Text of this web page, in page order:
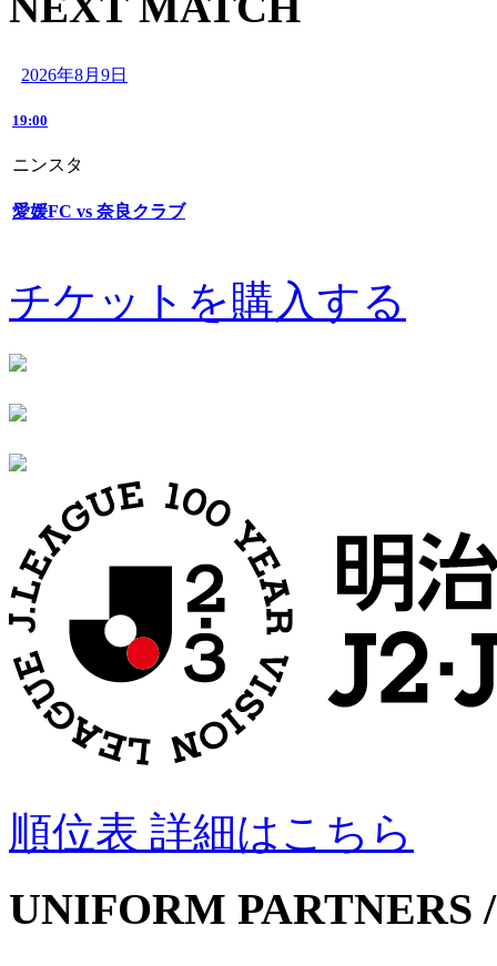
2026年8月9日
19:00
ニンスタ
愛媛FC vs 奈良クラブ
チケットを購入する
順位表 詳細はこちら
UNIFORM PARTNERS